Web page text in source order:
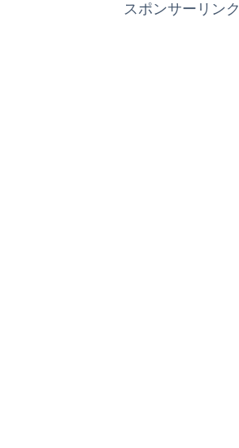
スポンサーリンク